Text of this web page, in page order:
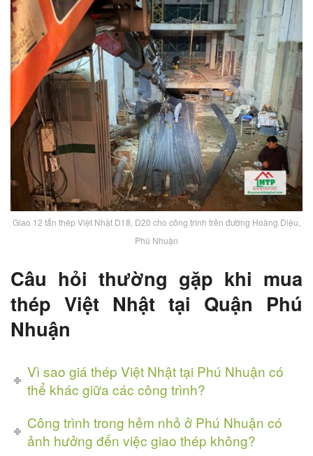
Giao 12 tấn thép Việt Nhật D18, D20 cho công trình trên đường Hoàng Diệu,
Phú Nhuận
Câu hỏi thường gặp khi mua
thép Việt Nhật tại Quận Phú
Nhuận
Vì sao giá thép Việt Nhật tại Phú Nhuận có
thể khác giữa các công trình?
Công trình trong hẻm nhỏ ở Phú Nhuận có
ảnh hưởng đến việc giao thép không?